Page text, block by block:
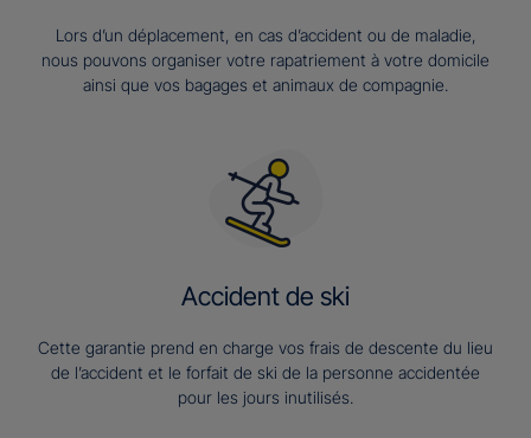
Lors d’un déplacement, en cas d’accident ou de maladie,
nous pouvons organiser votre rapatriement à votre domicile
ainsi que vos bagages et animaux de compagnie.
Accident de ski
Cette garantie prend en charge vos frais de descente du lieu
de l’accident et le forfait de ski de la personne accidentée
pour les jours inutilisés.